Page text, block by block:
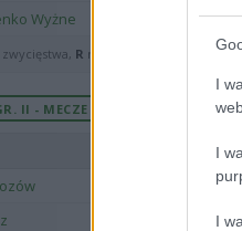
I
I
I
Wyżne
zwycięstwa, R remisy,
II - MECZE ROZEGRANE U SIEBIE